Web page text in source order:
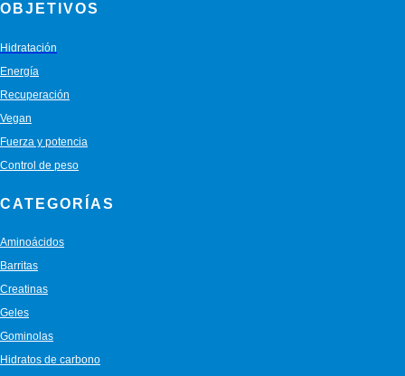
OBJETIVOS
Hidratación
Energía
Recuperación
Vegan
Fuerza y potencia
Control de peso
CATEGORÍAS
Aminoácidos
Barritas
Creatinas
Geles
Gominolas
Hidratos de carbono